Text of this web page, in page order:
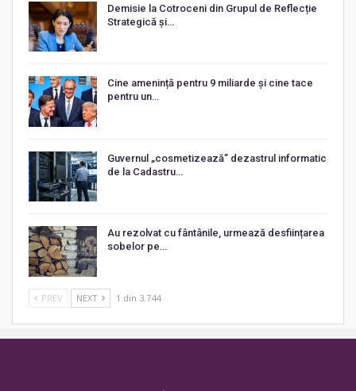
Demisie la Cotroceni din Grupul de Reflecție
Strategică și…
Cine amenință pentru 9 miliarde și cine tace
pentru un…
Guvernul „cosmetizează” dezastrul informatic
de la Cadastru…
Au rezolvat cu fântânile, urmează desființarea
sobelor pe…
PREV NEXT 1 din 3.744